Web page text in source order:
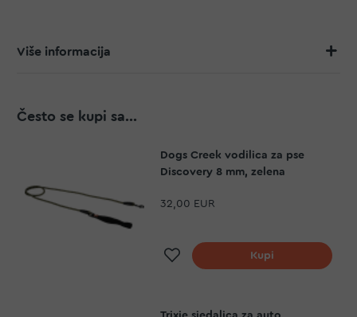
Više informacija
Često se kupi sa...
Dogs Creek vodilica za pse
Discovery 8 mm, zelena
32,00 EUR
Dodaj na listu želja
Kupi